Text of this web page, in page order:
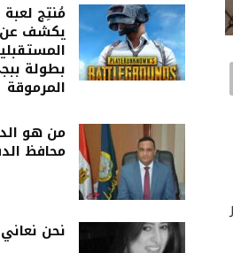
مُنتِج
يكشف
بطولة
المرموقة
من هو
محافظ
نحن نعاني